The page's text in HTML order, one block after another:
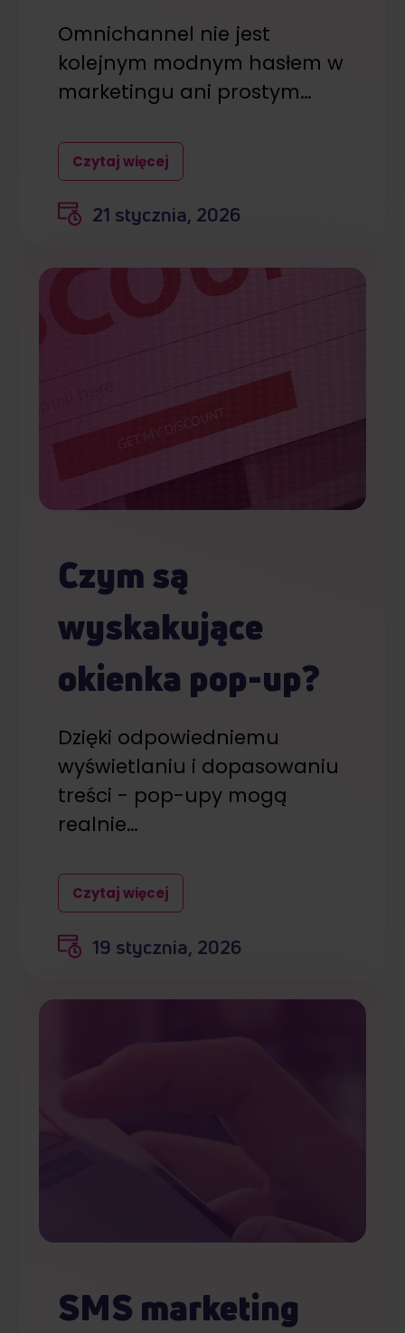
Omnichannel nie jest
kolejnym modnym hasłem w
marketingu ani prostym…
Czytaj więcej
21 stycznia, 2026
Czym są
wyskakujące
okienka pop-up?
Dzięki odpowiedniemu
wyświetlaniu i dopasowaniu
treści - pop-upy mogą
realnie…
Czytaj więcej
19 stycznia, 2026
SMS marketing